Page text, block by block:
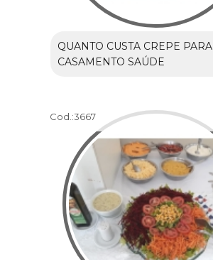
QUANTO CUSTA CREPE PARA
CASAMENTO SAÚDE
Cod.:3667